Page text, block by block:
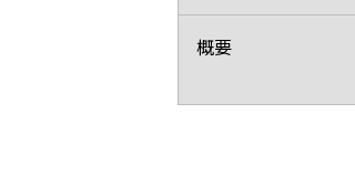
概要